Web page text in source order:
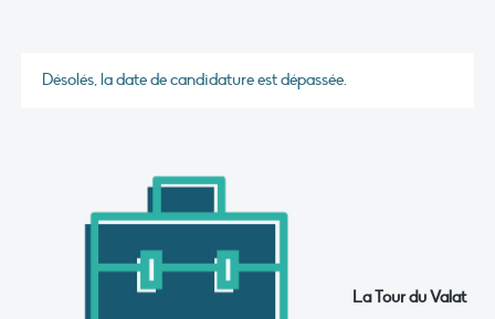
Désolés, la date de candidature est dépassée.
La Tour du Valat